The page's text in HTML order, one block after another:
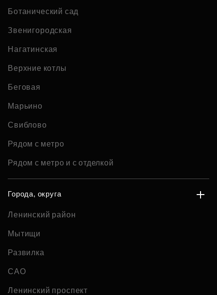
Ботанический сад
Звенигородская
Нагатинская
Верхние котлы
Беговая
Марьино
Свиблово
Рядом с метро
Рядом с метро и с отделкой
Города, округа
Ленинский район
Мытищи
Развилка
САО
Ленинский проспект